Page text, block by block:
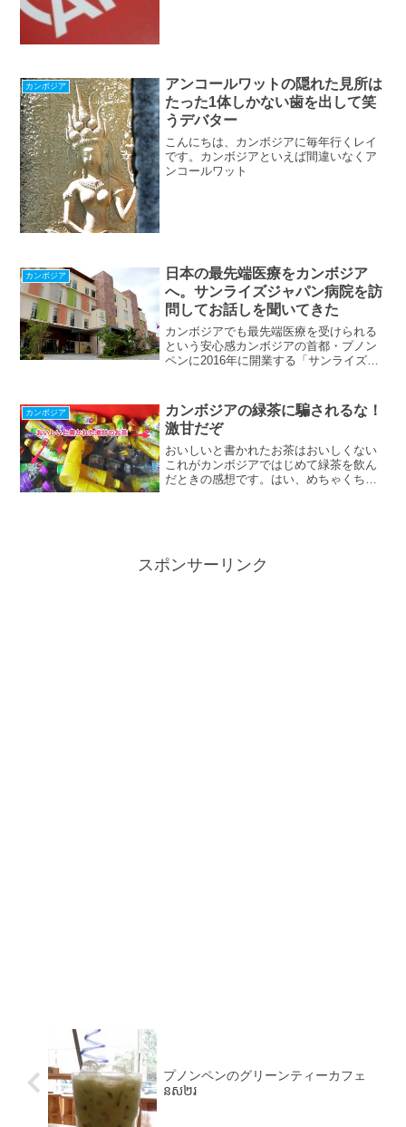
カンボジア
アンコールワットの隠れた見所は
たった1体しかない歯を出して笑
うデバター
こんにちは、カンボジアに毎年行くレイ
です。カンボジアといえば間違いなくア
ンコールワット
カンボジア
日本の最先端医療をカンボジア
へ。サンライズジャパン病院を訪
問してお話しを聞いてきた
カンボジアでも最先端医療を受けられる
という安心感カンボジアの首都・プノン
ペンに2016年に開業する「サンライズジ
病院の外観。この病院は日本政府が行っ
ている「医療の輸出」...
カンボジア
カンボジアの緑茶に騙されるな！
激甘だぞ
おいしいと書かれたお茶はおいしくない
これがカンボジアではじめて緑茶を飲ん
だときの感想です。はい、めちゃくちゃ
スポンサーリンク
プノンペンのグリーンティーカフェ
នស២រ